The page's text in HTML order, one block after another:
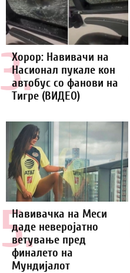
3.
Хорор: Навивачи на
Насионал пукале кон
автобус со фанови на
Тигре (ВИДЕО)
5.
Навивачка на Меси
даде неверојатно
ветување пред
финалето на
Мундијалот